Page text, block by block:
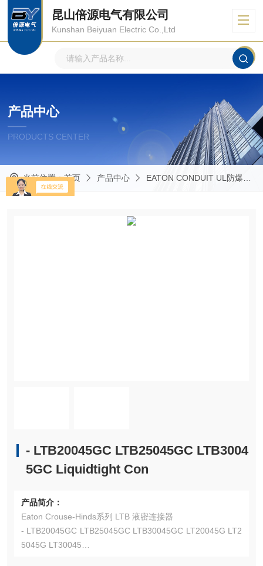
昆山倍源电气有限公司
Kunshan Beiyuan Electric Co.,Ltd
产品中心
PRODUCTS CENTER
当前位置：首页 产品中心 EATON CONDUIT UL防爆管件
- LTB20045GC LTB25045GC LTB3004
5GC Liquidtight Con
产品简介：
Eaton Crouse-Hinds系列 LTB 液密连接器
- LTB20045GC LTB25045GC LTB30045GC LT20045G LT2
5045G LT30045